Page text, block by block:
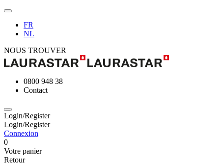
FR
NL
NOUS TROUVER
0800 948 38
Contact
Login/Register
Login/Register
Connexion
0
Votre panier
Retour